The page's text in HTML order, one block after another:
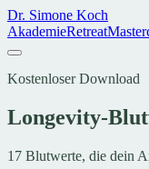
Dr. Simone Koch
AkademieRetreat
Kostenloser Download
Longevity-
17 Blutwerte, die dein